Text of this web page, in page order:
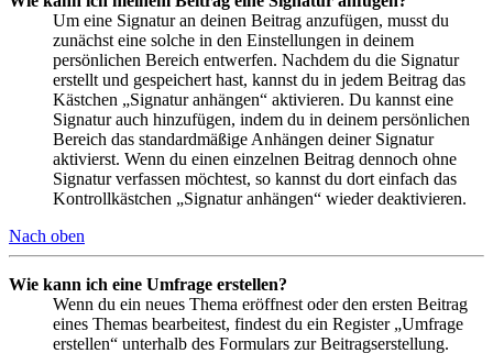
Um eine Signatur an deinen Beitrag anzufügen, musst du
zunächst eine solche in den Einstellungen in deinem
persönlichen Bereich entwerfen. Nachdem du die Signatur
erstellt und gespeichert hast, kannst du in jedem Beitrag das
Kästchen „Signatur anhängen“ aktivieren. Du kannst eine
Signatur auch hinzufügen, indem du in deinem persönlichen
Bereich das standardmäßige Anhängen deiner Signatur
aktivierst. Wenn du einen einzelnen Beitrag dennoch ohne
Signatur verfassen möchtest, so kannst du dort einfach das
Kontrollkästchen „Signatur anhängen“ wieder deaktivieren.
Nach oben
Wie kann ich eine Umfrage erstellen?
Wenn du ein neues Thema eröffnest oder den ersten Beitrag
eines Themas bearbeitest, findest du ein Register „Umfrage
erstellen“ unterhalb des Formulars zur Beitragserstellung.